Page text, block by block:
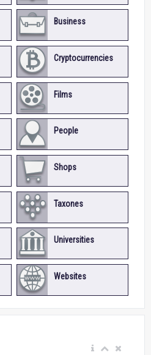
Business
Cryptocurrencies
Films
People
Shops
Taxones
Universities
Websites